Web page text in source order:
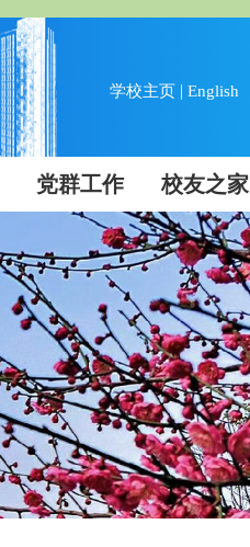
学校主页| English
党群工作 校友之家